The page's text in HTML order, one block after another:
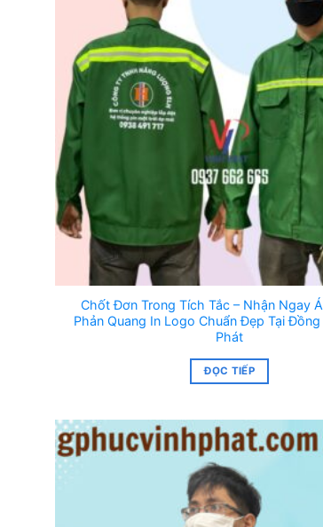
Chốt Đơn Trong Tích Tắc – Nhận Ngay
Phản Quang In Logo Chuẩn Đẹp Tại
Phát
ĐỌC TIẾP